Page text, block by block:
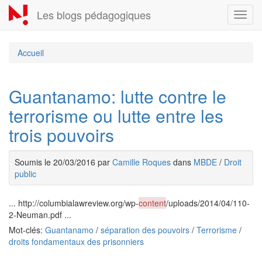
Aller
au
contenu
Les blogs pédagogiques
Accueil
Guantanamo: lutte contre le
terrorisme ou lutte entre les
trois pouvoirs
Soumis le 20/03/2016 par Camille Roques dans MBDE / Droit
public
... http://columbialawreview.org/wp-content/uploads/2014/04/110-
2-Neuman.pdf ...
Mot-clés: Guantanamo / séparation des pouvoirs / Terrorisme /
droits fondamentaux des prisonniers